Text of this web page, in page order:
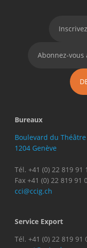
Abonnez-
Bureaux
Boulevard du
1204 Genève
Tél. +41 (0) 22 819 91
Fax +41 (0) 22 819 91
cci@ccig.ch
Service Export
Tél. +41 (0) 22 819 91